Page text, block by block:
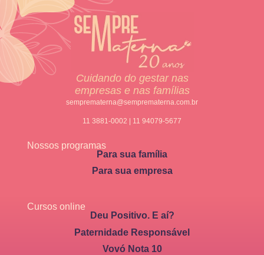
Cuidando do gestar nas
empresas e nas famílias
semprematerna@semprematerna.com.br
11 3881-0002 | 11 94079-5677
Nossos programas
Para sua família
Para sua empresa
Cursos online
Deu Positivo. E aí?
Paternidade Responsável
Vovó Nota 10